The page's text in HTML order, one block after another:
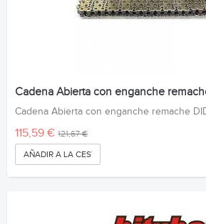
Cadena Abierta con enganche
Cadena Abierta con enganche remache
115,59 € 121,67 €
AÑADIR A LA CESTA